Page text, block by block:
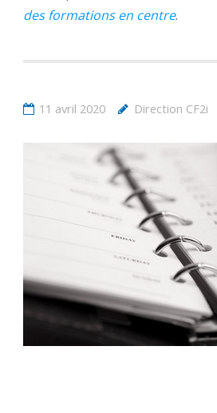
des formations en centre.
11 avril 2020 Direction CF2i